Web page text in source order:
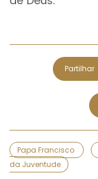
Partilhar
Papa Francisco
da Juventude